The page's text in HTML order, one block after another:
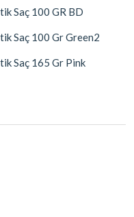
Saç 100 GR BD
Saç 100 Gr Green2
Saç 165 Gr Pink